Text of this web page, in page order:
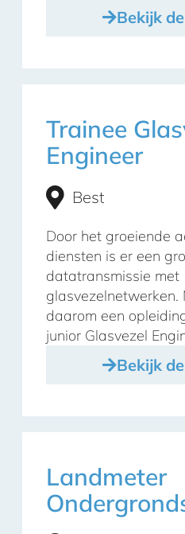
Bekijk
Trainee
Engineer
Best
Door het groeiende
diensten is er een
datatransmissie met
daarom een
junior Glasvezel
Bekijk
Landmeter